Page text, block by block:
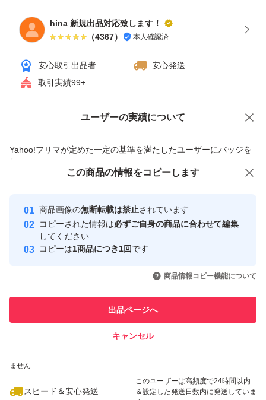
hina 新規出品対応致します！
（4367） 本人確認済
安心取引出品者
安心発送
取引実績99+
ユーザーの実績について
Yahoo!フリマが定めた一定の基準を満たしたユーザーにバッジを
付与しています
安心取引出品者
心・安全なユーザーです
取引実績
引を完了させた実績があります
での取引実績があります
ません
スピード＆安心発送
このユーザーは高頻度で24時間以内
＆設定した発送日数内に発送していま
価格の相談 商品への質問
この商品の情報をコピーします
商品画像の無断転載は禁止されています
コピーされた情報は必ずご自身の商品に合わせて編集
してください
コピーは1商品につき1回です
商品情報コピー機能について
出品ページへ
キャンセル
この商品をみている人にオススメ